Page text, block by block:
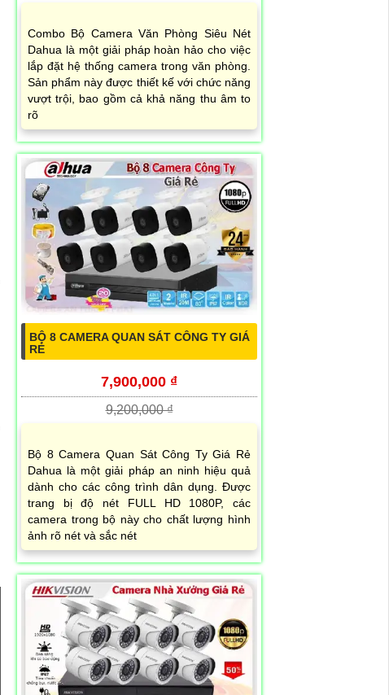
Combo Bộ Camera Văn Phòng Siêu Nét
Dahua là một giải pháp hoàn hảo cho việc
lắp đặt hệ thống camera trong văn phòng.
Sản phẩm này được thiết kế với chức năng
vượt trội, bao gồm cả khả năng thu âm to
rõ
BỘ 8 CAMERA QUAN SÁT CÔNG TY GIÁ
RẺ
7,900,000 ₫
9,200,000 ₫
Bộ 8 Camera Quan Sát Công Ty Giá Rẻ
Dahua là một giải pháp an ninh hiệu quả
dành cho các công trình dân dụng. Được
trang bị độ nét FULL HD 1080P, các
camera trong bộ này cho chất lượng hình
ảnh rõ nét và sắc nét